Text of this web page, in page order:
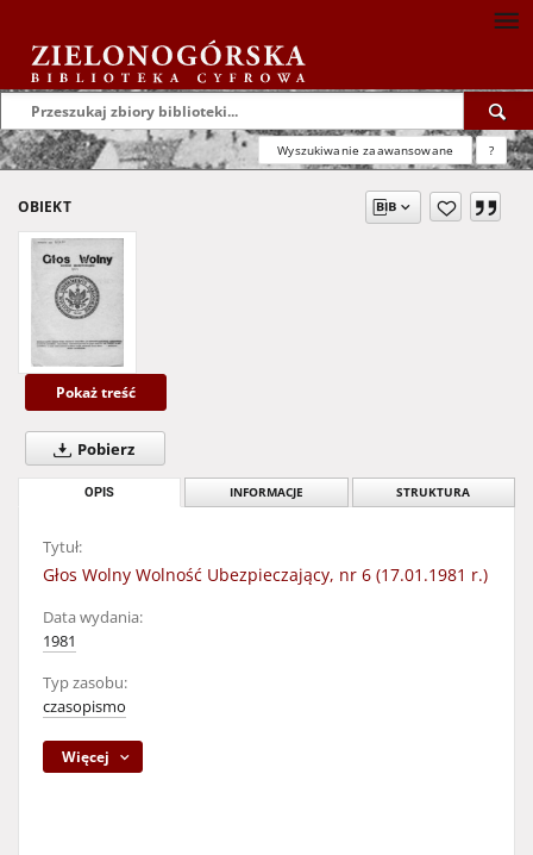
Wyszukiwanie zaawansowane ?
OBIEKT
Pokaż treść
Pobierz
OPIS INFORMACJE STRUKTURA
Tytuł:
Głos Wolny Wolność Ubezpieczający, nr 6 (17.01.1981 r.)
Data wydania:
1981
Typ zasobu:
czasopismo
Więcej